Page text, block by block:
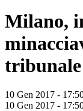
Milano,
tribunale
10 Gen 2017 -
10 Gen 2017 -